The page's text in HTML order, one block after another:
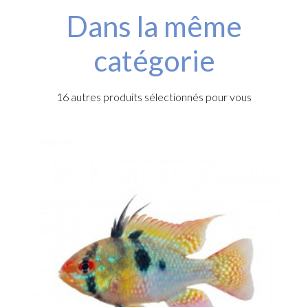
Dans la même
catégorie
16 autres produits sélectionnés pour vous